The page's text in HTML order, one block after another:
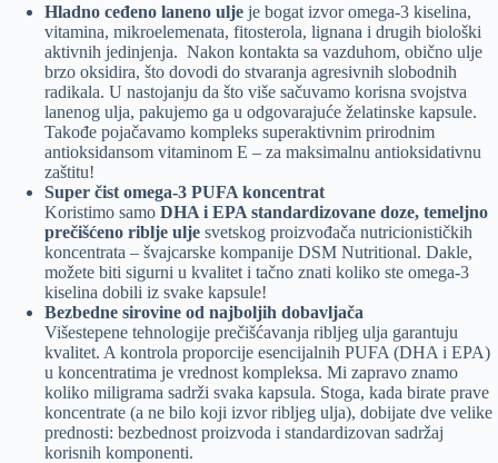
Hladno ceđeno laneno ulje je bogat izvor omega-3 kiselina,
vitamina, mikroelemenata, fitosterola, lignana i drugih biološki
aktivnih jedinjenja. Nakon kontakta sa vazduhom, obično ulje
brzo oksidira, što dovodi do stvaranja agresivnih slobodnih
radikala. U nastojanju da što više sačuvamo korisna svojstva
lanenog ulja, pakujemo ga u odgovarajuće želatinske kapsule.
Takođe pojačavamo kompleks superaktivnim prirodnim
antioksidansom vitaminom E – za maksimalnu antioksidativnu
zaštitu!
Super čist omega-3 PUFA koncentrat
Koristimo samo DHA i EPA standardizovane doze, temeljno
prečišćeno riblje ulje svetskog proizvođača nutricionističkih
koncentrata – švajcarske kompanije DSM Nutritional. Dakle,
možete biti sigurni u kvalitet i tačno znati koliko ste omega-3
kiselina dobili iz svake kapsule!
Bezbedne sirovine od najboljih dobavljača
Višestepene tehnologije prečišćavanja ribljeg ulja garantuju
kvalitet. A kontrola proporcije esencijalnih PUFA (DHA i EPA)
u koncentratima je vrednost kompleksa. Mi zapravo znamo
koliko miligrama sadrži svaka kapsula. Stoga, kada birate prave
koncentrate (a ne bilo koji izvor ribljeg ulja), dobijate dve velike
prednosti: bezbednost proizvoda i standardizovan sadržaj
korisnih komponenti.